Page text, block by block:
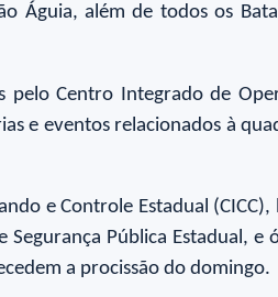
Águia, além de todos os
pelo Centro Integrado de
e eventos relacionados à
e Controle Estadual (CICC),
Pública Estadual, e
a procissão do domingo.